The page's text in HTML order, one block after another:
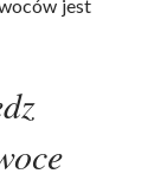
jest